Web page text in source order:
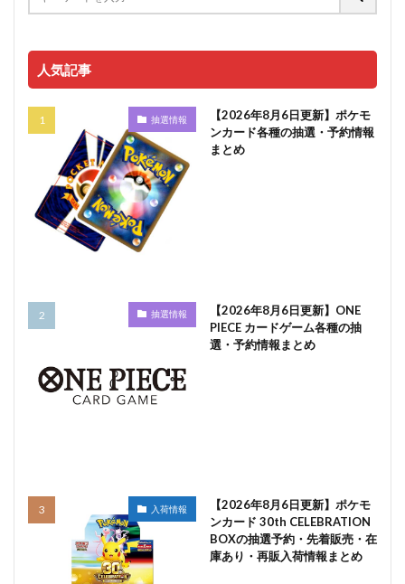
人気記事
抽選情報
【2026年8月6日更新】ポケモ
ンカード各種の抽選・予約情報
まとめ
抽選情報
【2026年8月6日更新】ONE
PIECE カードゲーム各種の抽
選・予約情報まとめ
入荷情報
【2026年8月6日更新】ポケモ
ンカード 30th CELEBRATION
BOXの抽選予約・先着販売・在
庫あり・再販入荷情報まとめ